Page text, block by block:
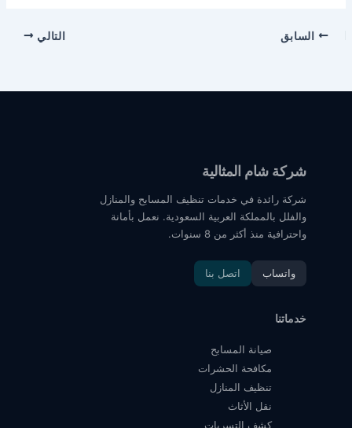
السابق التالي
شركة شام المثالية
شركة رائدة في خدمات تنظيف المسابح والمنازل
والفلل بالمملكة العربية السعودية. نعمل بأمانة
واحترافية منذ أكثر من 8 سنوات.
واتساب اتصل بنا
خدماتنا
صيانة المسابح
مكافحة الحشرات
تنظيف المنازل
نقل الأثاث
كشف التسربات